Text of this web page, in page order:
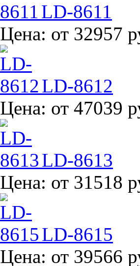
LD-8611
Цена: от 32957
LD-8612
Цена: от 47039
LD-8613
Цена: от 31518
LD-8615
Цена: от 39566